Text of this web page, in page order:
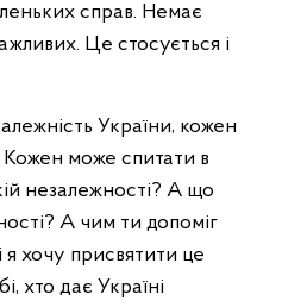
справ. Немає
Це стосується і
України, кожен
Кожен може спитати в
незалежності? А що
А чим ти допоміг
я хочу присвятити це
хто дає Україні